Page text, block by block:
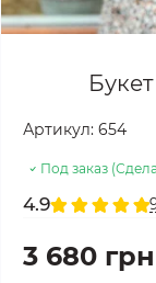
Артикул: 654
Под заказ
4.9
3 680 грн